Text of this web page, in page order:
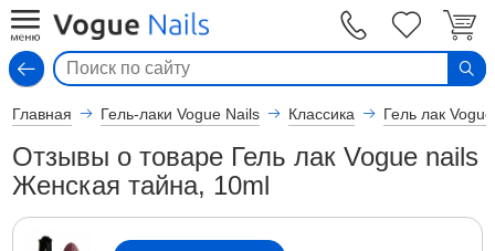
Главная Гель-лаки Vogue Nails Классика Гель лак
Отзывы о товаре Гель лак Vogue nails
Женская тайна, 10ml